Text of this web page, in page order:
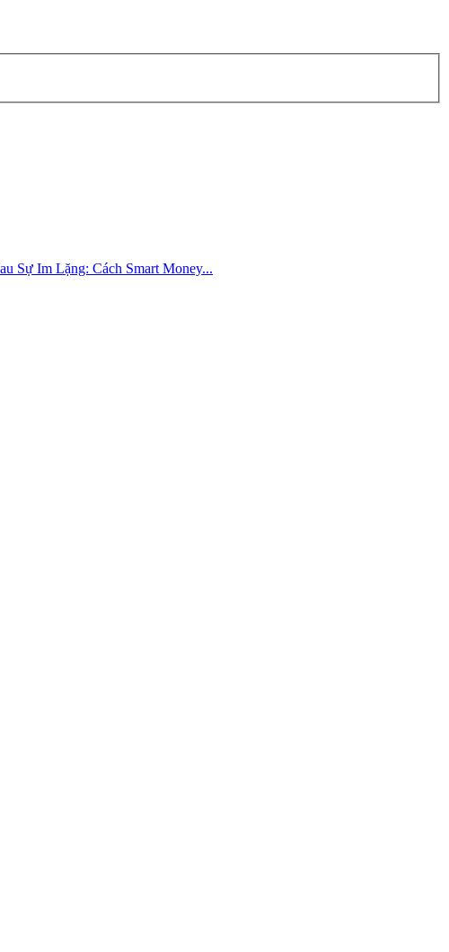
Sự Im Lặng: Cách Smart Money...